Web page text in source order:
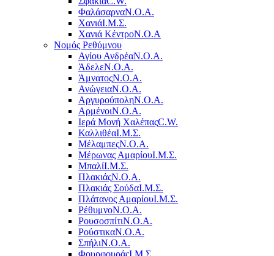
ΦαλάσαρναΝ.Ο.Α.
ΧανιάΙ.Μ.Σ.
Χανιά ΚέντροN.O.A
Νομός Ρεθύμνου
Αγίου ΑνδρέαΝ.Ο.Α.
ΆδελεΝ.Ο.Α.
ΆμνατοςΝ.Ο.Α.
ΑνώγειαΝ.Ο.Α.
ΑργυρούποληΝ.Ο.Α.
ΑρμένοιΝ.Ο.Α.
Ιερά Μονή ΧαλέπαςC.W.
ΚαλλιθέαΙ.Μ.Σ.
ΜέλαμπεςΝ.Ο.Α.
Μέρωνας ΑμαρίουΙ.Μ.Σ.
ΜπαλίΙ.Μ.Σ.
ΠλακιάςΝ.Ο.Α.
Πλακιάς ΣούδαΙ.Μ.Σ.
Πλάτανος ΑμαρίουΙ.Μ.Σ.
ΡέθυμνοΝ.Ο.Α.
ΡουσοσπίτιΝ.Ο.Α.
ΡούστικαΝ.Ο.Α.
ΣπήλιΝ.Ο.Α.
ΦουρφουράςΙ.Μ.Σ.